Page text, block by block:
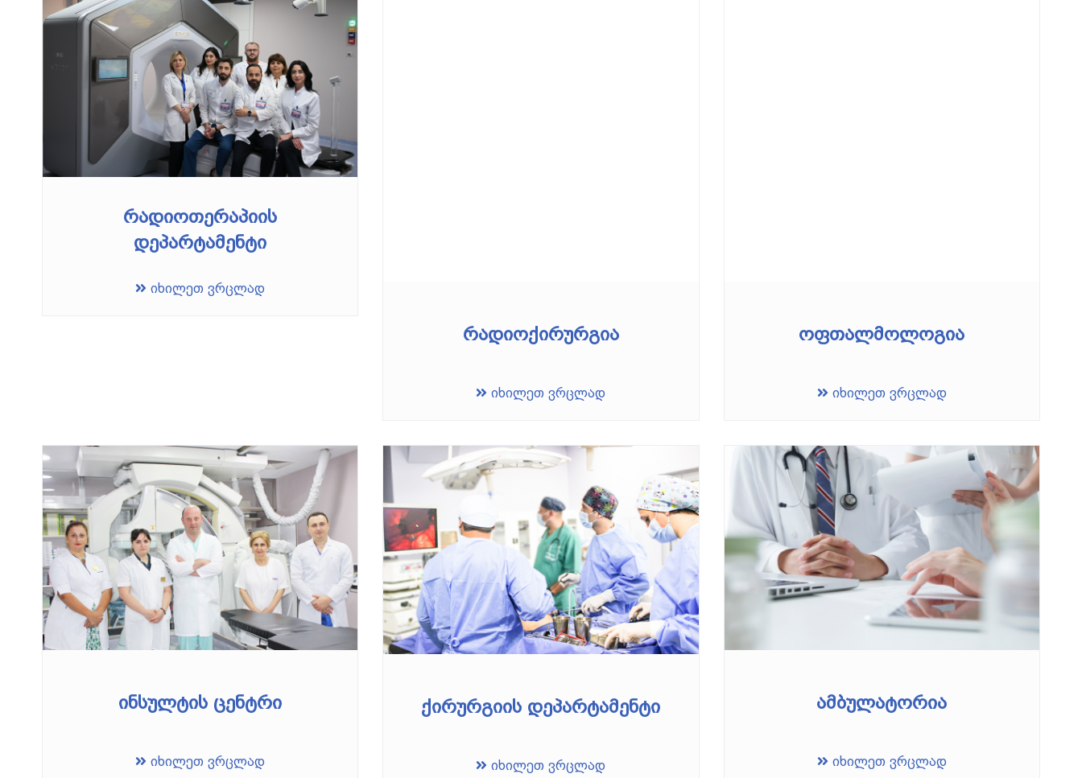
რადიოთერაპიის
დეპარტამენტი
იხილეთ ვრცლად
რადიოქირურგია
იხილეთ ვრცლად
ოფთალმოლოგია
იხილეთ ვრცლად
ინსულტის ცენტრი
იხილეთ ვრცლად
ქირურგიის დეპარტამენტი
იხილეთ ვრცლად
ამბულატორია
იხილეთ ვრცლად